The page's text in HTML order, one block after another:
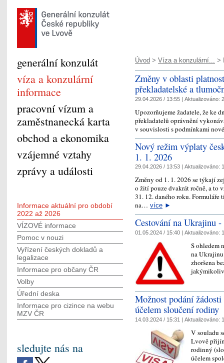
Úvod > Víza a konzulární... >
Změny v oblasti
překladatelské a
29.04.2026 / 13:55 | Aktualizováno:
Upozorňujeme žadatele, že ke
překladatelů oprávnění
v souvislosti s podmínkami
Nový režim výplaty
1. 1. 2026
29.04.2026 / 13:53 | Aktualizováno:
Změny od 1. 1. 2026 se týkají
o žití pouze dvakrát ročně, a to
31. 12. daného roku.
na… více ►
Cestování na Ukrajinu -
01.05.2024 / 15:40 | Aktualizováno:
S ohledem
na
zhoršena
Možnost podání
účelem sloučení rodiny
14.03.2024 / 15:31 | Aktualizováno:
V souladu
Lvově
rodinný
účelem
generální konzulát
víza a konzulární
informace
pracovní vízum a
zaměstnanecká karta
obchod a ekonomika
vzájemné vztahy
zprávy a události
Informace aktuální pro období
2022 až 2026
VÍZOVÉ informace
Pomoc v nouzi
Vyřízení českých dokladů a
legalizace
Informace pro občany ČR
Volby
Úřední deska
Informace pro cizince na webu
MZV ČR
sledujte nás na